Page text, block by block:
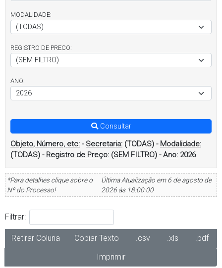
MODALIDADE:
REGISTRO DE PRECO:
ANO:
Consultar
Objeto, Número, etc: - Secretaria: (TODAS) - Modalidade:
(TODAS) - Registro de Preço: (SEM FILTRO) -Ano: 2026
*Para detalhes clique sobre o
Nº do Processo!
Última Atualização em 6 de agosto de
2026 às 18:00:00
Filtrar:
Retirar Coluna Copiar Texto .csv .xls
.pdf
Imprimir